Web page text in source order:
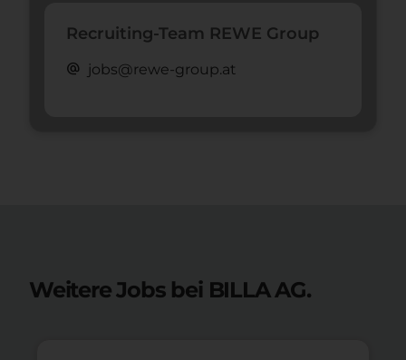
Recruiting-Team REWE Group
alternate_email jobs@rewe-group.at
Weitere Jobs bei BILLA AG.